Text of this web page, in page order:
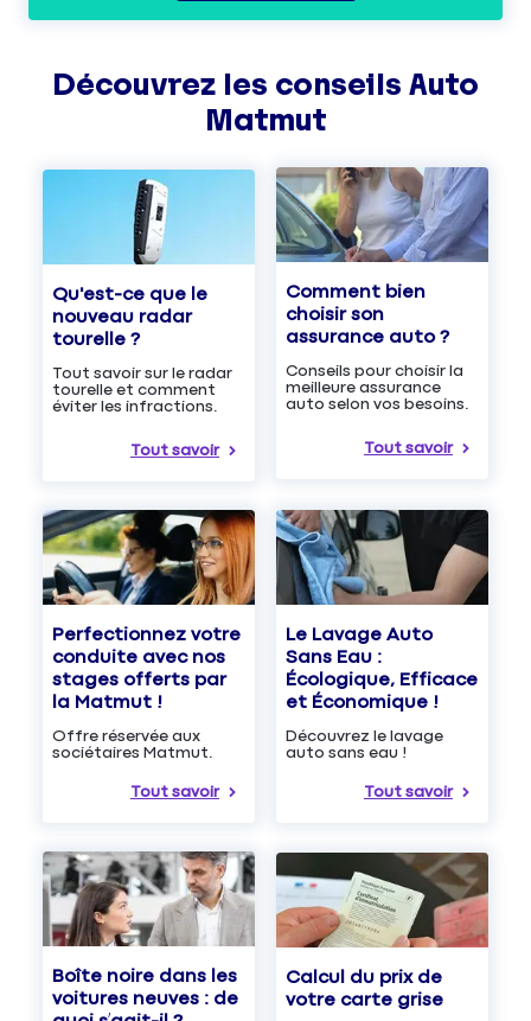
Découvrez les conseils Auto
Matmut
Qu'est-ce que le
nouveau radar
tourelle ?
Tout savoir sur le radar
tourelle et comment
éviter les infractions.
Tout savoir
Comment bien
choisir son
assurance auto ?
Conseils pour choisir la
meilleure assurance
auto selon vos besoins.
Tout savoir
Perfectionnez votre
conduite avec nos
stages offerts par
la Matmut !
Offre réservée aux
sociétaires Matmut.
Tout savoir
Le Lavage Auto
Sans Eau :
Écologique, Efficace
et Économique !
Découvrez le lavage
auto sans eau !
Tout savoir
Boîte noire dans les
voitures neuves : de
Calcul du prix de
votre carte grise